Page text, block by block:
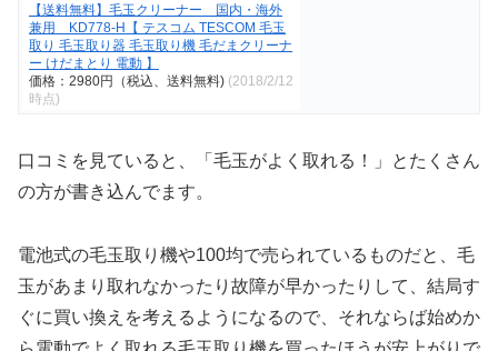
【送料無料】毛玉クリーナー 国内・海外
兼用 KD778-H【 テスコム TESCOM 毛玉
取り 毛玉取り器 毛玉取り機 毛だまクリーナ
ー けだまとり 電動 】
価格：2980円（税込、送料無料) (2018/2/12
時点)
口コミを見ていると、「毛玉がよく取れる！」とたくさん
の方が書き込んでます。
電池式の毛玉取り機や100均で売られているものだと、毛
玉があまり取れなかったり故障が早かったりして、結局す
ぐに買い換えを考えるようになるので、それならば始めか